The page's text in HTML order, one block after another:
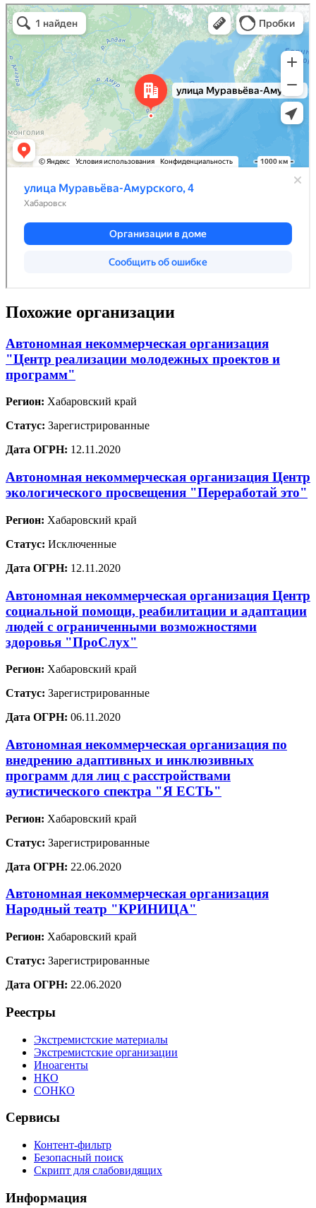
Похожие организации
Автономная некоммерческая организация
"Центр реализации молодежных проектов и
программ"
Регион: Хабаровский край
Статус: Зарегистрированные
Дата ОГРН: 12.11.2020
Автономная некоммерческая организация Центр
экологического просвещения "Переработай это"
Регион: Хабаровский край
Статус: Исключенные
Дата ОГРН: 12.11.2020
Автономная некоммерческая организация Центр
социальной помощи, реабилитации и адаптации
людей с ограниченными возможностями
здоровья "ПроСлух"
Регион: Хабаровский край
Статус: Зарегистрированные
Дата ОГРН: 06.11.2020
Автономная некоммерческая организация по
внедрению адаптивных и инклюзивных
программ для лиц с расстройствами
аутистического спектра "Я ЕСТЬ"
Регион: Хабаровский край
Статус: Зарегистрированные
Дата ОГРН: 22.06.2020
Автономная некоммерческая организация
Народный театр "КРИНИЦА"
Регион: Хабаровский край
Статус: Зарегистрированные
Дата ОГРН: 22.06.2020
Реестры
Экстремистские материалы
Экстремистские организации
Иноагенты
НКО
СОНКО
Сервисы
Контент-фильтр
Безопасный поиск
Скрипт для слабовидящих
Информация